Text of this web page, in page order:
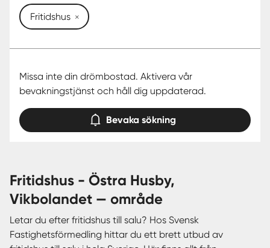
Fritidshus
Missa inte din drömbostad. Aktivera vår
bevakningstjänst och håll dig uppdaterad.
Bevaka sökning
fritidshus - Östra Husby,
Vikbolandet — område
Letar du efter fritidshus till salu? Hos Svensk
Fastighetsförmedling hittar du ett brett utbud av